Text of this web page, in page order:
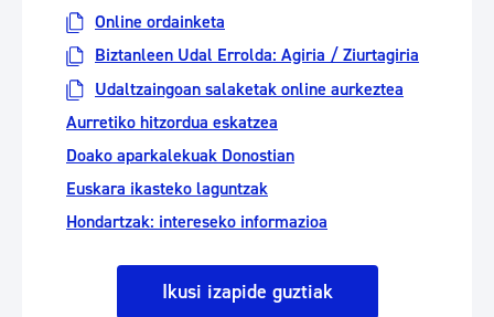
Online ordainketa
Biztanleen Udal Errolda: Agiria / Ziurtagiria
Udaltzaingoan salaketak online aurkeztea
Aurretiko hitzordua eskatzea
Doako aparkalekuak Donostian
Euskara ikasteko laguntzak
Hondartzak: intereseko informazioa
Ikusi izapide guztiak